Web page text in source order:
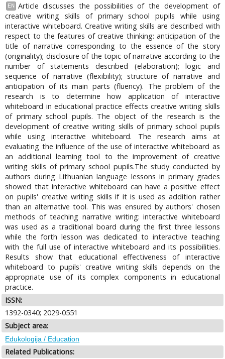
EN
Article discusses the possibilities of the development of
creative writing skills of primary school pupils while using
interactive whiteboard. Creative writing skills are described with
respect to the features of creative thinking: anticipation of the
title of narrative corresponding to the essence of the story
(originality); disclosure of the topic of narrative according to the
number of statements described (elaboration); logic and
sequence of narrative (flexibility); structure of narrative and
anticipation of its main parts (fluency). The problem of the
research is to determine how application of interactive
whiteboard in educational practice effects creative writing skills
of primary school pupils. The object of the research is the
development of creative writing skills of primary school pupils
while using interactive whiteboard. The research aims at
evaluating the influence of the use of interactive whiteboard as
an additional learning tool to the improvement of creative
writing skills of primary school pupils.The study conducted by
authors during Lithuanian language lessons in primary grades
showed that interactive whiteboard can have a positive effect
on pupils' creative writing skills if it is used as addition rather
than an alternative tool. This was ensured by authors' chosen
methods of teaching narrative writing: interactive whiteboard
was used as a traditional board during the first three lessons
while the forth lesson was dedicated to interactive teaching
with the full use of interactive whiteboard and its possibilities.
Results show that educational effectiveness of interactive
whiteboard to pupils' creative writing skills depends on the
appropriate use of its complex components in educational
practice.
ISSN:
1392-0340; 2029-0551
Subject area:
Edukologija / Education
Related Publications: